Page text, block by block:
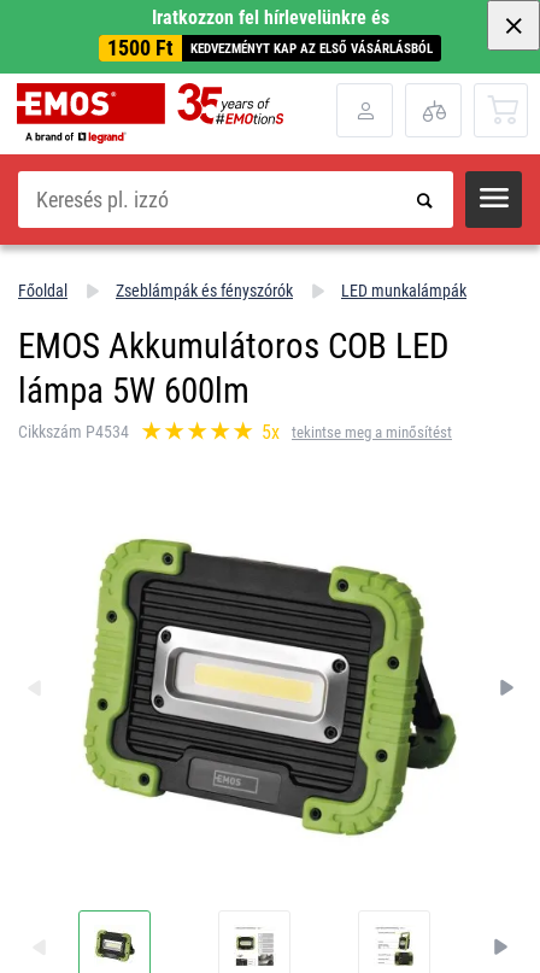
Iratkozzon fel hírlevelünkre és
1500 Ft KEDVEZMÉNYT KAP AZ ELSŐ VÁSÁRLÁSBÓL
Keresés
Főoldal Zseblámpák és fényszórók LED munkalámpák
EMOS Akkumulátoros COB LED
lámpa 5W 600lm
Cikkszám P4534 5x tekintse meg a minősítést